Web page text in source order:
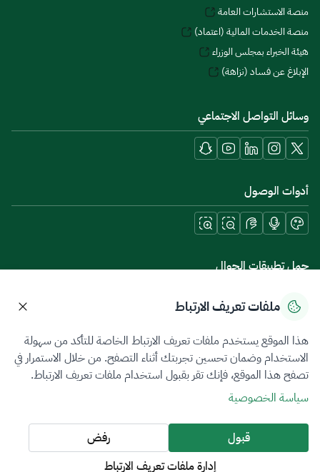
منصة الاستشارات العامة
منصة الخدمات المالية (اعتماد)
هيئة الخبراء بمجلس الوزراء
الإبلاغ عن فساد (نزاهة)
وسائل التواصل الاجتماعي
أدوات الوصول
حمل تطبيقات الجوال
سياسة الخصوصيةشروط الاستخدامخريطة الموقع
جميع الحقوق محفوظة 2026 © ZATCA.GOV.SA
تم تطويره وصيانته بواسطة هيئة الزكاة والضريبة والجمارك
آخر تحديث للموقع في
ملفات تعريف الارتباط
هذا الموقع يستخدم ملفات تعريف الارتباط الخاصة للتأكد من سهولة
الاستخدام وضمان تحسين تجربتك أثناء التصفح. من خلال الاستمرار في
تصفح هذا الموقع، فإنك تقر بقبول استخدام ملفات تعريف الارتباط.
سياسة الخصوصية
قبول
رفض
إدارة ملفات تعريف الارتباط